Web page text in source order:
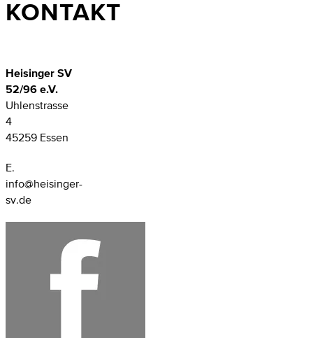
KONTAKT
Heisinger SV
52/96 e.V.
Uhlenstrasse
4
45259 Essen
E.
info@heisinger-
sv.de